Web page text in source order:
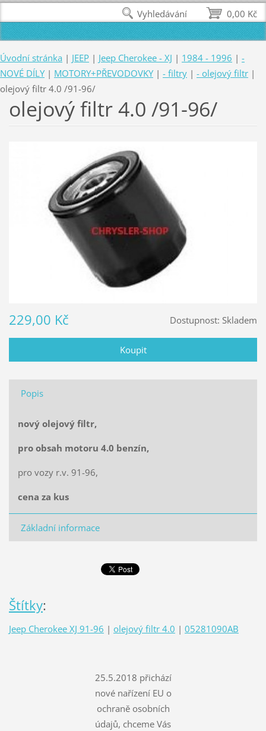
Úvodní stránka | JEEP | Jeep Cherokee - XJ | 1984 - 1996 | -
NOVÉ DÍLY| MOTORY+PŘEVODOVKY| - filtry | - olejový filtr |
olejový filtr 4.0 /91-96/
olejový filtr 4.0 /91-96/
Dostupnost: Skladem
229,00 Kč
Popis
nový olejový filtr,
pro obsah motoru 4.0 benzín,
pro vozy r.v. 91-96,
cena za kus
Základní informace
Štítky:
Jeep Cherokee XJ 91-96 | olejový filtr 4.0 | 05281090AB
25.5.2018 přichází
nové nařízení EU o
ochraně osobních
údajů, chceme Vás
0,00 Kč
Vyhledávání